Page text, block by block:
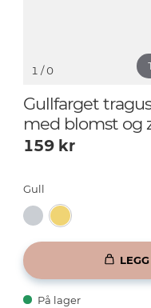
1 / 0
Gullfarget
med blomst og
159 kr
Gull
På lager